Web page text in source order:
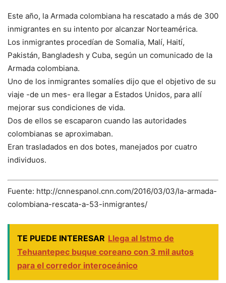
Este año, la Armada colombiana ha rescatado a más de 300
inmigrantes en su intento por alcanzar Norteamérica.
Los inmigrantes procedían de Somalia, Malí, Haití,
Pakistán, Bangladesh y Cuba, según un comunicado de la
Armada colombiana.
Uno de los inmigrantes somalíes dijo que el objetivo de su
viaje -de un mes- era llegar a Estados Unidos, para allí
mejorar sus condiciones de vida.
Dos de ellos se escaparon cuando las autoridades
colombianas se aproximaban.
Eran trasladados en dos botes, manejados por cuatro
individuos.
Fuente: http://cnnespanol.cnn.com/2016/03/03/la-armada-
colombiana-rescata-a-53-inmigrantes/
TE PUEDE INTERESAR Llega al Istmo de
Tehuantepec buque coreano con 3 mil autos
para el corredor interoceánico